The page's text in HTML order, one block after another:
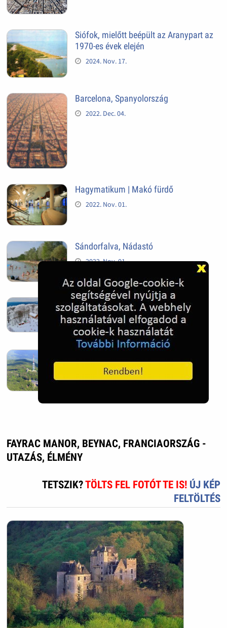
Siófok, mielőtt beépült az Aranypart az
1970-es évek elején
2024. Nov. 17.
Barcelona, Spanyolország
2022. Dec. 04.
Hagymatikum | Makó fürdő
2022. Nov. 01.
Sándorfalva, Nádastó
2022. Nov. 01.
Hóban gyakran gazdag télen a
Kékestető
2022. Nov. 01.
2022. Nov. 01.
FAYRAC MANOR, BEYNAC, FRANCIAORSZÁG -
UTAZÁS, ÉLMÉNY
TETSZIK?TÖLTS FEL FOTÓT TE IS! ÚJ KÉP
FELTÖLTÉS